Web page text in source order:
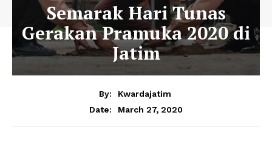
Semarak Hari Tunas
Gerakan Pramuka 2020 di
Jatim
By:
Kwardajatim
Date:
March 27, 2020